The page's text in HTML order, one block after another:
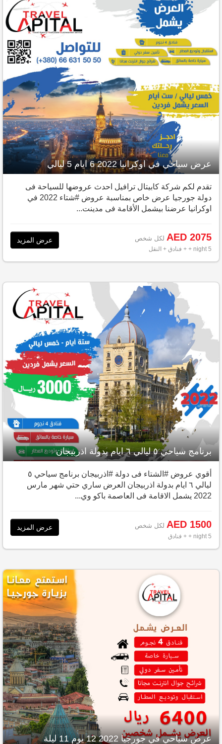
عرض سياحي في اوكرانيا 2022 6 ايام 5 ليالي
تقدم لكم شركة كابيتال ترافيل ‎احدث عروضها للسياحة فى
دولة جورجيا ‎عرض خاص ‎بمناسبة عروض #شتاء 2022 في
اوكرانيا ‎عرضنا بيشمل الأقامة فى مدينت...
AED 2075 لكل شخص
5 night + + فنادق + النقل
عرض المزيد
برنامج سياحي ٥ ليالي ٦ ايام بدولة اذربيجان
أقوي عروض #الشتاء فى دولة #اذربيجان برنامج سياحي ٥
ليالي ٦ ايام بدولة اذربيجان العرض ساري حتي شهر مارس
2022 يشمل الاقامة فى العاصمة باكو وي...
AED 1500 لكل شخص
5 night + + فنادق
عرض المزيد
عرض سياحي في جورجيا 2022 12 يوم 11 ليلة